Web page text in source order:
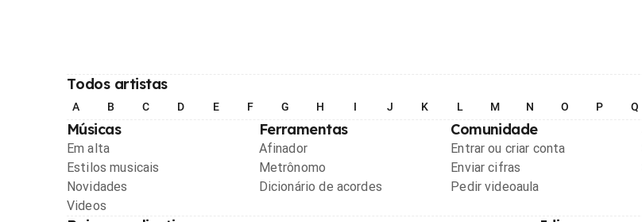
Todos artistas
A B C D E F G H I J K L M N O P Q
Músicas
Em alta
Estilos musicais
Novidades
Videos
Ferramentas
Afinador
Metrônomo
Dicionário de acordes
Comunidade
Entrar ou criar conta
Enviar cifras
Pedir videoaula